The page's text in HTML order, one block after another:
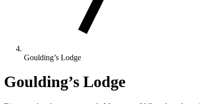
Goulding’s Lodge
Goulding’s Lodge